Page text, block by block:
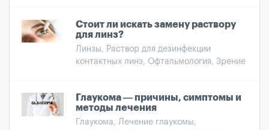
Стоит ли искать замену раствору
для линз?
Линзы, Раствор для дезинфекции
контактных линз, Офтальмология, Зрение
Глаукома — причины, симптомы и
методы лечения
Глаукома, Лечение глаукомы,